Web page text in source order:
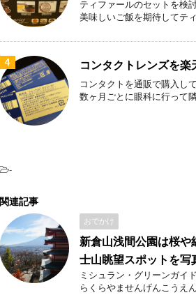
ティファールのセットを検
美味しいご飯を期待してテ
4 コンタクトレンズを楽
コンタクトを通販で購入し
数ヶ月ごとに眼科に行って
-
関連記事
おでかけ
新倉山浅間公園は桜
士山眺望スポットを写
ミシュラン・グリーンガイ
らくらやませんげんこうえ